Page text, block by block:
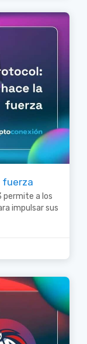
fuerza
permite a los
impulsar sus